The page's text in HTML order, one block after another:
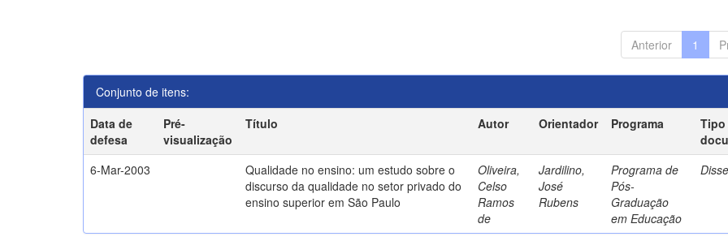
Anterior 1
Conjunto de itens:
Data de
defesa
Pré-
visualização
Título Autor Orientador Programa
Tipo
6-Mar-2003
Qualidade no ensino: um estudo sobre o
discurso da qualidade no setor privado do
ensino superior em São Paulo
Oliveira,
Celso
Ramos
de
Jardilino,
José
Rubens
Programa de
Pós-
Graduação
em Educação